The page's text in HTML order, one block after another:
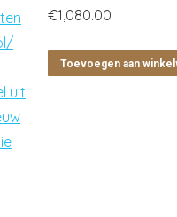
€1,080.00
Toevoegen aan